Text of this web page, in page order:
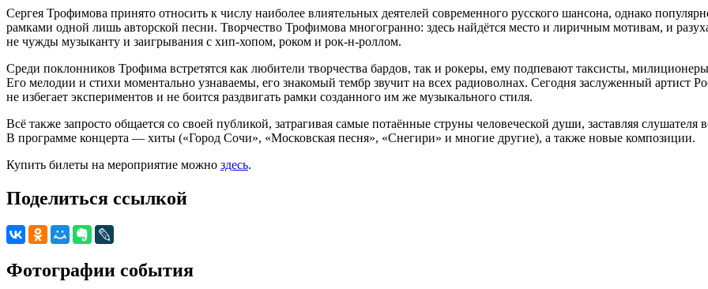
Сергея Трофимова принято относить к числу наиболее влиятельных деятелей современного русского шансона, однако
рамками одной лишь авторской песни. Творчество Трофимова многогранно: здесь найдётся место и лиричным мотивам, и
не чужды музыканту и заигрывания с хип-хопом, роком и рок-н-роллом.
Среди поклонников Трофима встретятся как любители творчества бардов, так и рокеры, ему подпевают таксисты,
Его мелодии и стихи моментально узнаваемы, его знакомый тембр звучит на всех радиоволнах. Сегодня заслуженный артист
не избегает экспериментов и не боится раздвигать рамки созданного им же музыкального стиля.
Всё также запросто общается со своей публикой, затрагивая самые потаённые струны человеческой души, заставляя слушателя
В программе концерта — хиты («Город Сочи», «Московская песня», «Снегири» и многие другие), а также новые композиции.
Купить билеты на мероприятие можно здесь.
Поделиться ссылкой
Фотографии события